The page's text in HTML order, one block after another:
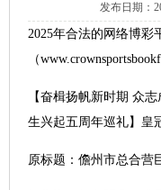
发布日期：
2025年合法的网络博彩
（
【奋楫扬帆新时期 众
生兴起五周年巡礼】皇
原标题：儋州市总合营